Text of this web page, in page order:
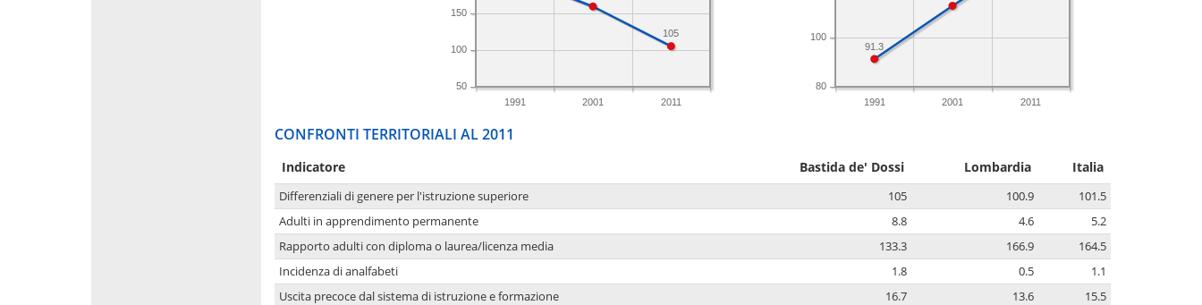
1991 2001 2011
50
100
150
105
1991 2001 2011
80
100
91.3
CONFRONTI TERRITORIALI AL 2011
Indicatore Bastida de' Dossi Lombardia Italia
Differenziali di genere per l'istruzione superiore 105 100.9
101.5
Adulti in apprendimento permanente
8.8 4.6
5.2
Rapporto adulti con diploma o laurea/licenza media
133.3 166.9
164.5
Incidenza di analfabeti
1.8 0.5
1.1
Uscita precoce dal sistema di istruzione e formazione
16.7 13.6 15.5